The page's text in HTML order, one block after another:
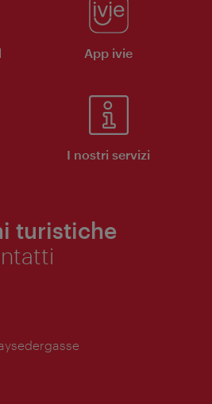
App ivie
I nostri servizi
turistiche